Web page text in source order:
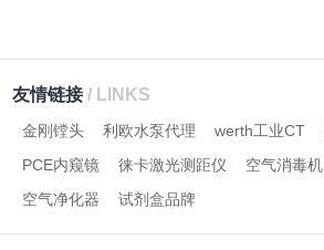
友情链接/ LINKS
金刚镗头 利欧水泵代理 werth工业CT
PCE内窥镜
徕卡激光测距仪 空气消毒机
空气净化器
试剂盒品牌